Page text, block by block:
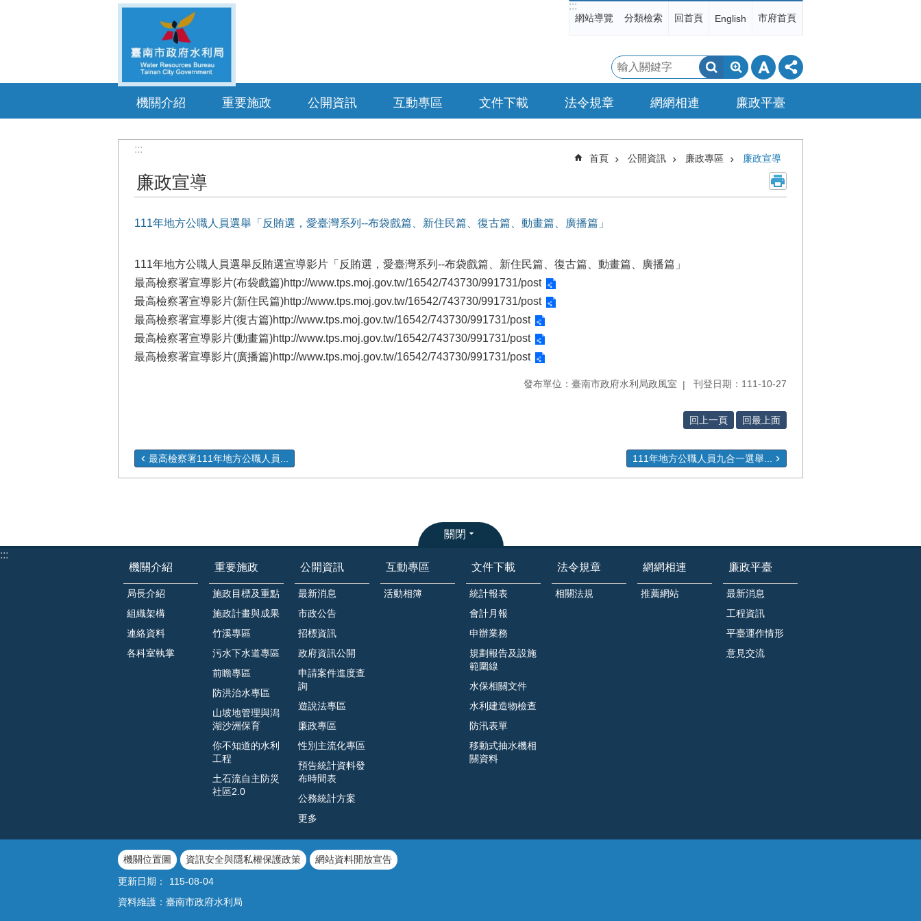
:::
網站導覽 分類檢索 回首頁 English 市府首頁
搜
尋
機關介紹 重要施政 公開資訊 互動專區 文件下載 法令規章 網網相連 廉政平臺
:::
首頁 公開資訊 廉政專區 廉政宣導
廉政宣導
111年地方公職人員選舉「反賄選，愛臺灣系列--布袋戲篇、新住民篇、復古篇、動畫篇、廣播篇」
111年地方公職人員選舉反賄選宣導影片「反賄選，愛臺灣系列--布袋戲篇、新住民篇、復古篇、動畫篇、廣播篇」
最高檢察署宣導影片(布袋戲篇)http://www.tps.moj.gov.tw/16542/743730/991731/post
最高檢察署宣導影片(新住民篇)http://www.tps.moj.gov.tw/16542/743730/991731/post
最高檢察署宣導影片(復古篇)http://www.tps.moj.gov.tw/16542/743730/991731/post
最高檢察署宣導影片(動畫篇)http://www.tps.moj.gov.tw/16542/743730/991731/post
最高檢察署宣導影片(廣播篇)http://www.tps.moj.gov.tw/16542/743730/991731/post
發布單位：臺南市政府水利局政風室 刊登日期：111-10-27
回上一頁 回最上面
最高檢察署111年地方公職人員... 111年地方公職人員九合一選舉...
關閉
:::
機關介紹
局長介紹
組織架構
連絡資料
各科室執掌
重要施政
施政目標及重點
施政計畫與成果
竹溪專區
污水下水道專區
前瞻專區
防洪治水專區
山坡地管理與潟
湖沙洲保育
你不知道的水利
工程
土石流自主防災
社區2.0
公開資訊
最新消息
市政公告
招標資訊
政府資訊公開
申請案件進度查
詢
遊說法專區
廉政專區
性別主流化專區
預告統計資料發
布時間表
公務統計方案
更多
互動專區
活動相簿
文件下載
統計報表
會計月報
申辦業務
規劃報告及設施
範圍線
水保相關文件
水利建造物檢查
防汛表單
移動式抽水機相
關資料
法令規章
相關法規
網網相連
推薦網站
廉政平臺
最新消息
工程資訊
平臺運作情形
意見交流
機關位置圖 資訊安全與隱私權保護政策
網站資料開放宣告
更新日期：
115-08-04
資料維護：臺南市政府水利局